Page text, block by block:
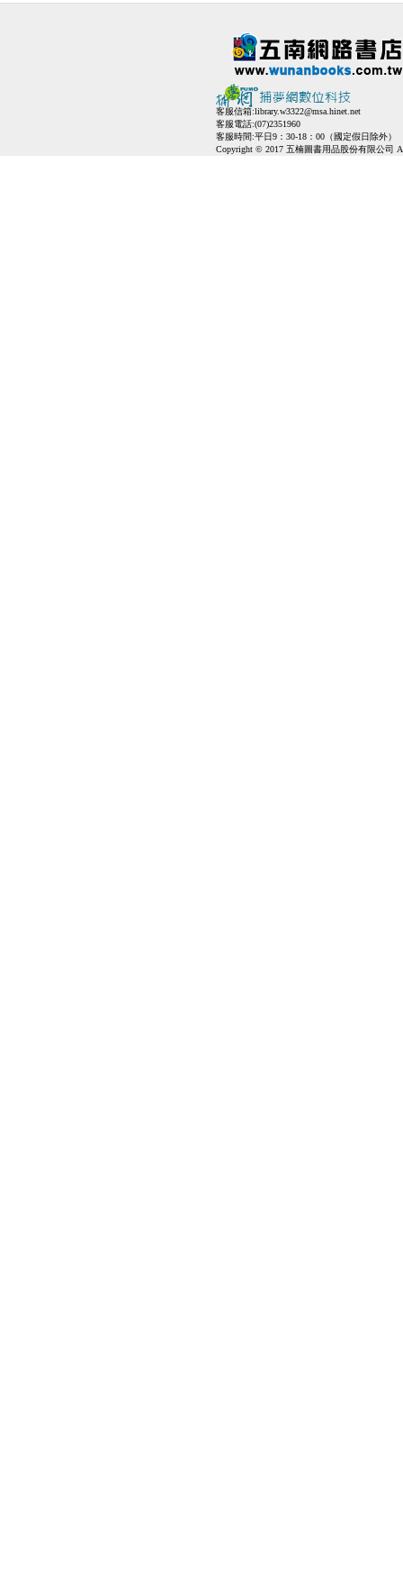
客服信箱:library.w3322@msa.hinet.net
客服電話:(07)2351960
客服時間:平日9：30-18：00（國定假日除外）
Copyright © 2017 五楠圖書用品股份有限公司